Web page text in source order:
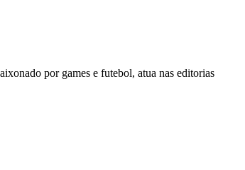
por games e futebol, atua nas editorias